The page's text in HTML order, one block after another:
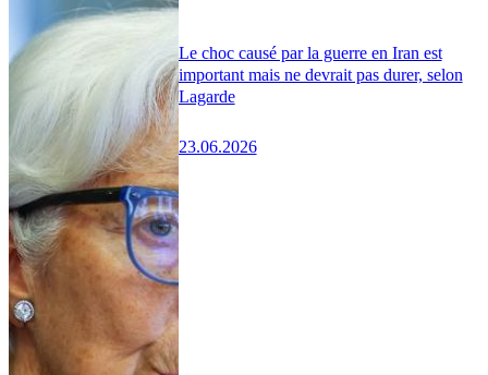
Le choc causé par la guerre en Iran est
important mais ne devrait pas durer, selon
Lagarde
23.06.2026